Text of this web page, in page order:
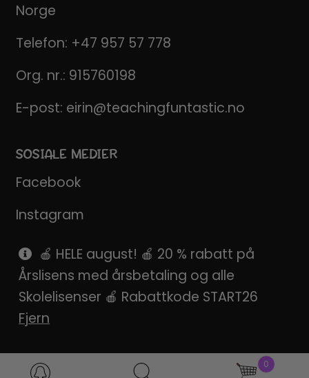
Norge
Telefon: +47 957 57 778
Org. nr.: 915760198
E-post: eirin@teachingfuntastic.no
SOSIALE MEDIER
Facebook
Instagram
Pinterest
SnapChat
0
🍎 HELE august! 🍎 20 % rabatt på
Årslisens med årsbetaling og alle
Skolelisenser 🍎 Rabattkode START26
Fjern